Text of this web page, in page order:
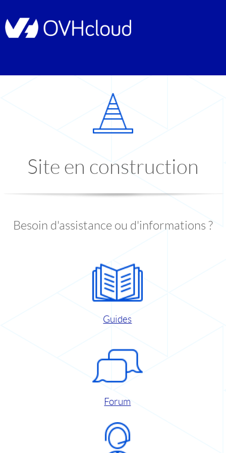
Site en construction
Besoin d'assistance ou d'informations ?
Guides
Forum